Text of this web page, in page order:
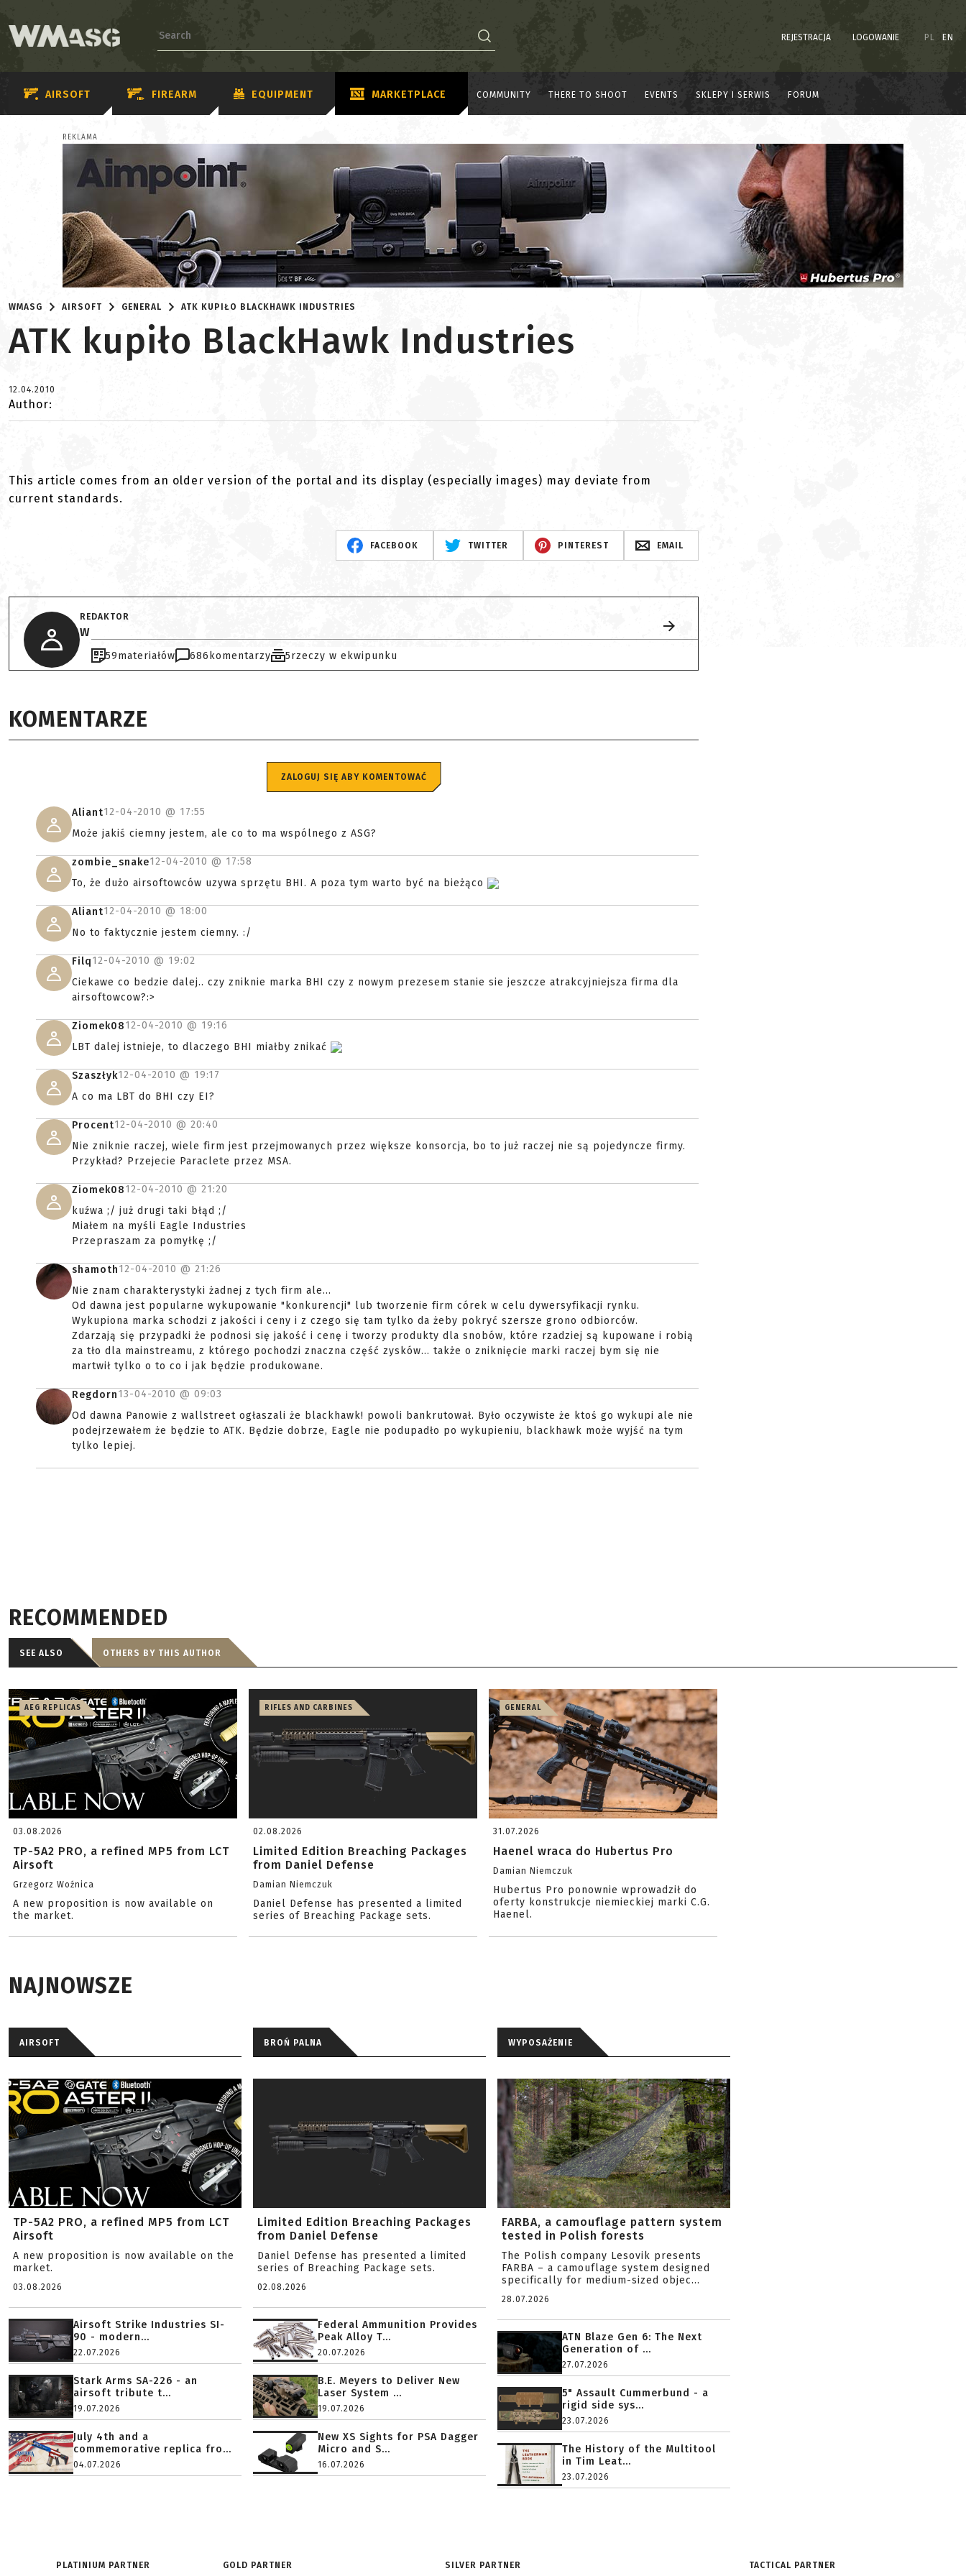
REJESTRACJA LOGOWANIE PL EN
AIRSOFT FIREARM EQUIPMENT MARKETPLACE COMMUNITY THERE TO SHOOT EVENTS SKLEPY I SERWIS FORUM
REKLAMA
WMASG AIRSOFT GENERAL ATK KUPIŁO BLACKHAWK INDUSTRIES
ATK kupiło BlackHawk Industries
12.04.2010
Author:
This article comes from an older version of the portal and its display (especially images) may deviate from
current standards.
FACEBOOK TWITTER PINTEREST EMAIL
REDAKTOR
W
59materiałów 686 komentarzy 5rzeczy w ekwipunku
KOMENTARZE
ZALOGUJ SIĘ ABY KOMENTOWAĆ
Aliant12-04-2010 @ 17:55
Może jakiś ciemny jestem, ale co to ma wspólnego z ASG?
zombie_snake12-04-2010 @ 17:58
To, że dużo airsoftowców uzywa sprzętu BHI. A poza tym warto być na bieżąco
Aliant12-04-2010 @ 18:00
No to faktycznie jestem ciemny. :/
Filq12-04-2010 @ 19:02
Ciekawe co bedzie dalej.. czy zniknie marka BHI czy z nowym prezesem stanie sie jeszcze atrakcyjniejsza firma dla
airsoftowcow?:>
Ziomek0812-04-2010 @ 19:16
LBT dalej istnieje, to dlaczego BHI miałby znikać
Szaszłyk12-04-2010 @ 19:17
A co ma LBT do BHI czy EI?
Procent12-04-2010 @ 20:40
Nie zniknie raczej, wiele firm jest przejmowanych przez większe konsorcja, bo to już raczej nie są pojedyncze firmy.
Przykład? Przejecie Paraclete przez MSA.
Ziomek0812-04-2010 @ 21:20
kuźwa ;/ już drugi taki błąd ;/
Miałem na myśli Eagle Industries
Przepraszam za pomyłkę ;/
shamoth12-04-2010 @ 21:26
Nie znam charakterystyki żadnej z tych firm ale...
Od dawna jest popularne wykupowanie "konkurencji" lub tworzenie firm córek w celu dywersyfikacji rynku.
Wykupiona marka schodzi z jakości i ceny i z czego się tam tylko da żeby pokryć szersze grono odbiorców.
Zdarzają się przypadki że podnosi się jakość i cenę i tworzy produkty dla snobów, które rzadziej są kupowane i robią
za tło dla mainstreamu, z którego pochodzi znaczna część zysków... także o zniknięcie marki raczej bym się nie
martwił tylko o to co i jak będzie produkowane.
Regdorn13-04-2010 @ 09:03
Od dawna Panowie z wallstreet ogłaszali że blackhawk! powoli bankrutował. Było oczywiste że ktoś go wykupi ale nie
podejrzewałem że będzie to ATK. Będzie dobrze, Eagle nie podupadło po wykupieniu, blackhawk może wyjść na tym
tylko lepiej.
RECOMMENDED
SEE ALSO OTHERS BY THIS AUTHOR
AEG REPLICAS
03.08.2026
TP-5A2 PRO, a refined MP5 from LCT
Airsoft
Grzegorz Woźnica
A new proposition is now available on
the market.
RIFLES AND CARBINES
02.08.2026
Limited Edition Breaching Packages
from Daniel Defense
Damian Niemczuk
Daniel Defense has presented a limited
series of Breaching Package sets.
GENERAL
31.07.2026
Haenel wraca do Hubertus Pro
Damian Niemczuk
Hubertus Pro ponownie wprowadził do
oferty konstrukcje niemieckiej marki C.G.
Haenel.
NAJNOWSZE
AIRSOFT
TP-5A2 PRO, a refined MP5 from LCT
Airsoft
A new proposition is now available on the
market.
03.08.2026
Airsoft Strike Industries SI-
90 - modern...
22.07.2026
Stark Arms SA-226 - an
airsoft tribute t...
19.07.2026
July 4th and a
commemorative replica fro...
04.07.2026
BROŃ PALNA
Limited Edition Breaching Packages
from Daniel Defense
Daniel Defense has presented a limited
series of Breaching Package sets.
02.08.2026
Federal Ammunition Provides
Peak Alloy T...
20.07.2026
B.E. Meyers to Deliver New
Laser System ...
19.07.2026
New XS Sights for PSA Dagger
Micro and S...
16.07.2026
WYPOSAŻENIE
FARBA, a camouflage pattern system
tested in Polish forests
The Polish company Lesovik presents
FARBA – a camouflage system designed
specifically for medium-sized objec...
28.07.2026
ATN Blaze Gen 6: The Next
Generation of ...
27.07.2026
5" Assault Cummerbund - a
rigid side sys...
23.07.2026
The History of the Multitool
in Tim Leat...
23.07.2026
PLATINIUM PARTNER GOLD PARTNER SILVER PARTNER TACTICAL PARTNER